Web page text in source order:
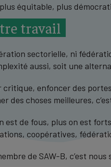
équitable, plus
travail
sectorielle, ni
aussi, soit une
critique, enfoncer des
des choses meilleures,
est de fous, plus on est
coopératives,
de SAW-B, c’est